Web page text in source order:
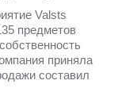
Valsts
предметов
приняла
составил